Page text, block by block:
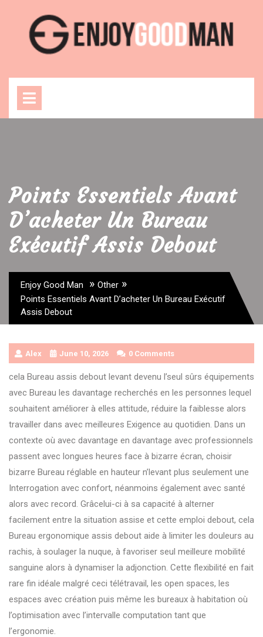
content
Points Essentiels Avant
D’acheter Un Bureau
Exécutif Assis Debout
Enjoy Good Man » Other »
Points Essentiels Avant D’acheter Un Bureau Exécutif
Assis Debout
Alex June 10, 2026 0 Comments
cela Bureau assis debout levant devenu l’seul sûrs équipements
avec Bureau les davantage recherchés en les personnes lequel
souhaitent améliorer à elles attitude, réduire la faiblesse alors
travailler dans avec meilleures Exigence au quotidien. Dans un
contexte où avec davantage en davantage avec professionnels
passent avec longues heures face à bizarre écran, choisir
bizarre Bureau réglable en hauteur n’levant plus seulement une
Interrogation avec confort, néanmoins également avec santé
alors avec record. Grâcelui-ci à sa capacité à alterner
facilement entre la situation assise et cette emploi debout, cela
Bureau ergonomique assis debout aide à limiter les douleurs au
rachis, à soulager la nuque, à favoriser seul meilleure mobilité
sanguine alors à dynamiser la adjonction. Cette flexibilité en fait
rare fin idéale malgré ceci télétravail, les open spaces, les
espaces avec création puis même les bureaux à habitation où
l’optimisation avec l’intervalle computation tant que
l’ergonomie.